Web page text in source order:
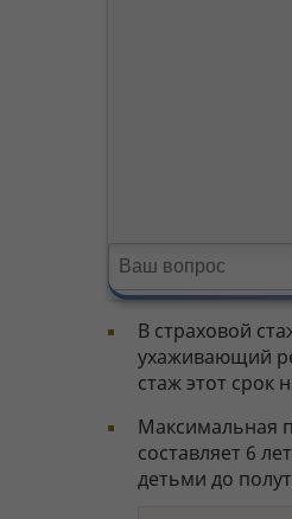
В страховой
ухаживающий
стаж этот срок
Максимальная
составляет 6
детьми до